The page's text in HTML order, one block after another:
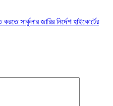
সার্কুলার জারির নির্দেশ হাইকোর্টের